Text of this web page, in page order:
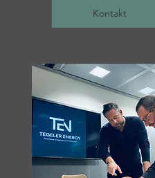
Kontakt